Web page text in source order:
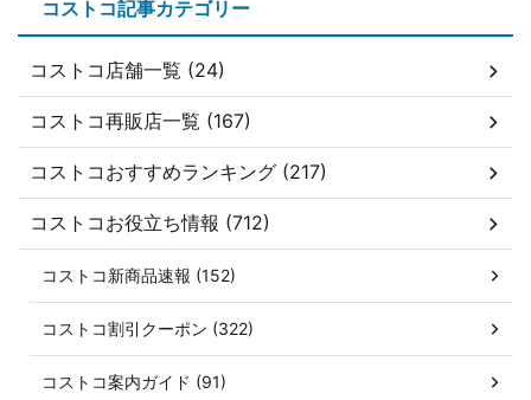
コストコ記事カテゴリー
コストコ店舗一覧 (24)
コストコ再販店一覧 (167)
コストコおすすめランキング (217)
コストコお役立ち情報 (712)
コストコ新商品速報 (152)
コストコ割引クーポン (322)
コストコ案内ガイド (91)